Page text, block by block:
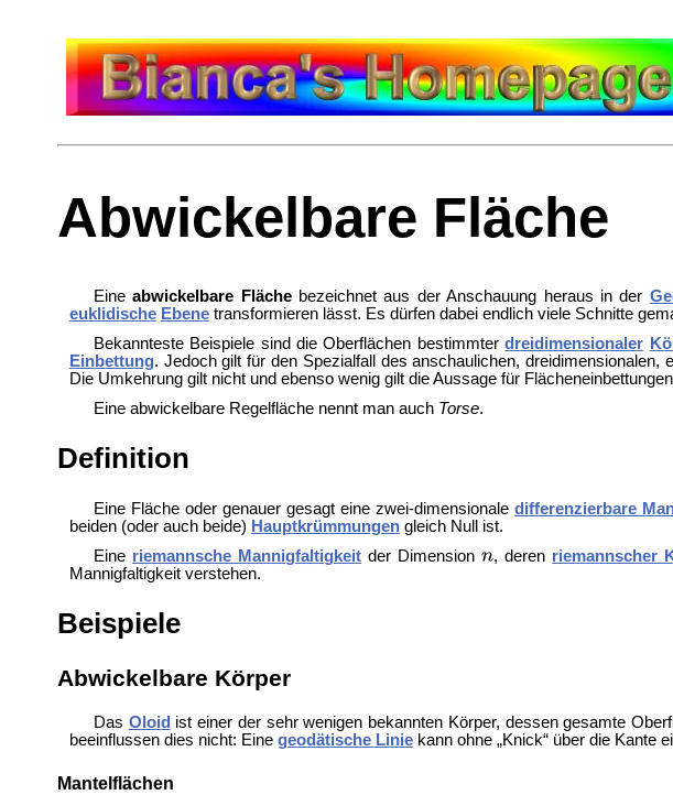
Abwickelbare Fläche
Eineabwickelbare Flächebezeichnet aus der Anschauung heraus in der
euklidische Ebenetransformieren lässt. Es dürfen dabei endlich viele Schnitte
Bekannteste Beispiele sind die Oberflächen bestimmterdreidimensionaler
Einbettung. Jedoch gilt für den Spezialfall des anschaulichen,
Die Umkehrung gilt nicht und ebenso wenig gilt die Aussage für
Eine abwickelbare Regelfläche nennt man auch Torse.
Definition
Eine Fläche oder genauer gesagt eine zwei-dimensionaledifferenzierbare
beiden (oder auch beide) Hauptkrümmungengleich Null ist.
Eine riemannsche Mannigfaltigkeit der Dimension , deren riemannscher
Mannigfaltigkeit verstehen.
Beispiele
Abwickelbare Körper
Das Oloid ist einer der sehr wenigen bekannten Körper, dessen gesamte
beeinflussen dies nicht: Eine geodätische Liniekann ohne „Knick“ über die Kante
Mantelflächen